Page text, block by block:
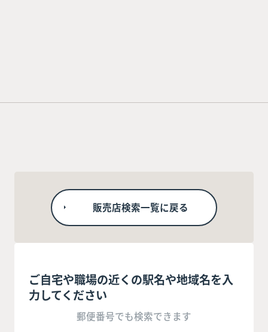
販売店検索一覧に戻る
ご自宅や職場の近くの駅名や地域名を入
力してください
郵便番号でも検索できます